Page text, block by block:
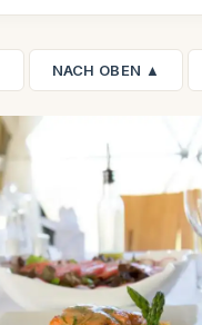
NACH OBEN ▲